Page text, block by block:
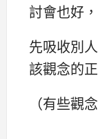
討會也好，
先吸收別
該觀念的
（有些觀